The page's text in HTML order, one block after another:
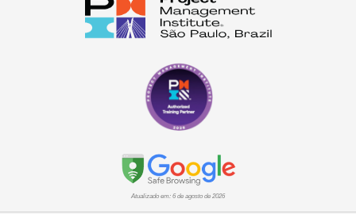
Atualizado em: 6 de agosto de 2026